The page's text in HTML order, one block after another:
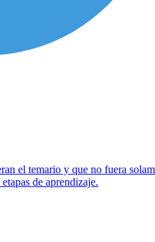
el temario y que no fuera
de aprendizaje.